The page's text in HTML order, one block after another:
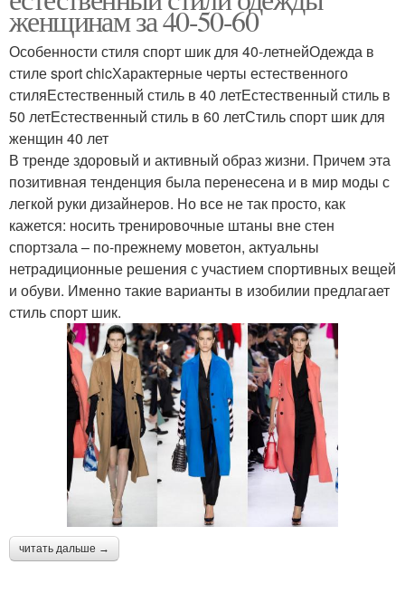
женщинам за 40-50-60
Особенности стиля спорт шик для 40-летнейОдежда в
стиле sport chicХарактерные черты естественного
стиляЕстественный стиль в 40 летЕстественный стиль в
50 летЕстественный стиль в 60 летСтиль спорт шик для
женщин 40 лет
В тренде здоровый и активный образ жизни. Причем эта
позитивная тенденция была перенесена и в мир моды с
легкой руки дизайнеров. Но все не так просто, как
кажется: носить тренировочные штаны вне стен
спортзала – по-прежнему моветон, актуальны
нетрадиционные решения с участием спортивных вещей
и обуви. Именно такие варианты в изобилии предлагает
стиль спорт шик.
читать дальше →